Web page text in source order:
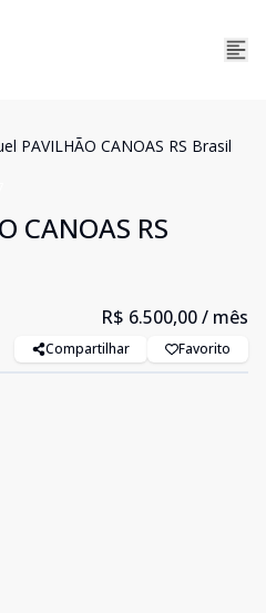
PAVILHÃO CANOAS RS Brasil
CANOAS RS
R$ 6.500,00/ mês
Compartilhar Favorito